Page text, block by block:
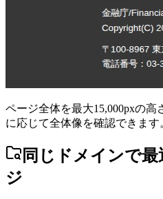
ページ全体を最大15,000pxの
に応じて全体像を確認できます
同じドメインで
ジ